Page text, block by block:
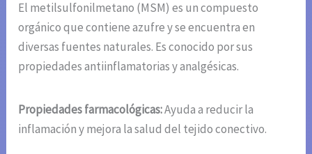
El metilsulfonilmetano (MSM) es un compuesto
orgánico que contiene azufre y se encuentra en
diversas fuentes naturales. Es conocido por sus
propiedades antiinflamatorias y analgésicas.
Propiedades farmacológicas:Ayuda a reducir la
inflamación y mejora la salud del tejido conectivo.